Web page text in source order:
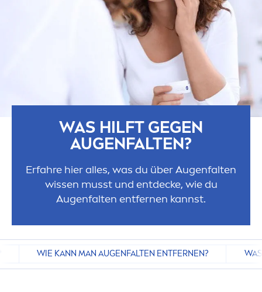
WAS HILFT GEGEN
AUGENFALTEN?
Erfahre hier alles, was du über Augenfalten
wissen musst und entdecke, wie du
Augenfalten entfernen kannst.
WIE KANN MAN AUGENFALTEN ENTFERNEN?